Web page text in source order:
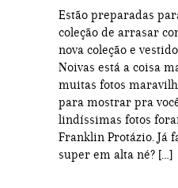
Estão preparadas
coleção de arrasar
nova coleção e
Noivas está a coisa
muitas fotos
para mostrar pra
lindíssimas fotos
Franklin Protázio. Já
super em alta né? […]